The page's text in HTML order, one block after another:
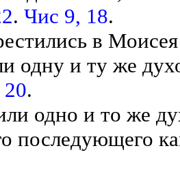
. Чис 9, 18.
в
одну и ту же
.
одно и то же
последующего